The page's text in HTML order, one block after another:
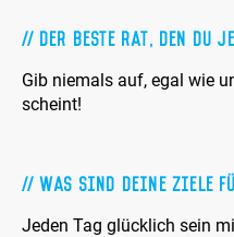
Der beste Rat, den du
Gib niemals auf, egal wie
scheint!
Was sind deine Ziele
Jeden Tag glücklich sein